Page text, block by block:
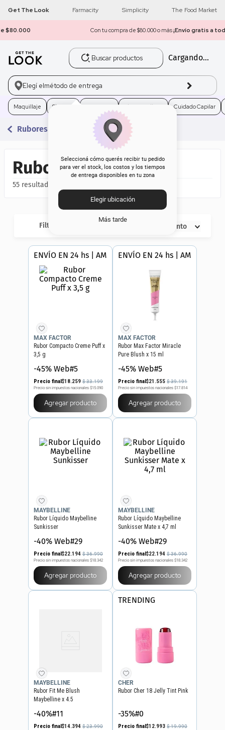
Get The Look Farmacity Simplicity The Food Market
Con tu compra de $80.000 o más¡Envío gratis a todo el país!
Buscar productos
Cargando...
Elegí elmétodo de entrega
Seleccioná cómo querés recibir tu pedido
para ver el stock, los costos y los tiempos
de entrega disponibles en tu zona
Elegir ubicación
Más tarde
Maquillaje Skincare Electro Belleza Cuidado Capilar
Rubores
Rubores
55
Filtros Descuento
ENVÍO EN 24 hs | AMBA
MAX FACTOR
Rubor Compacto Creme Puff x
3,5 g
-45% Web#5
Precio final$18.259 $33.199
Precio sin impuestos nacionales $15.090
Agregar producto
ENVÍO EN 24 hs | AMBA
MAX FACTOR
Rubor Max Factor Miracle
Pure Blush x 15 ml
-45% Web#5
Precio final$21 .555 $39.191
Precio sin impuestos nacionales $17.814
Agregar producto
MAYBELLINE
Rubor Líquido Maybelline
Sunkisser
-40% Web#29
Precio final$22.194 $36.990
Precio sin impuestos nacionales $18.342
Agregar producto
MAYBELLINE
Rubor Líquido Maybelline
Sunkisser Mate x 4,7 ml
-40% Web#29
Precio final$22.194 $36.990
Precio sin impuestos nacionales $18.342
Agregar producto
MAYBELLINE
Rubor Fit Me Blush
Maybelline x 4.5
-40%#11
Precio final$14.394 $23.990
TRENDING
CHER
Rubor Cher 18 Jelly Tint Pink
-35%#0
Precio final$12.993 $19.990
1 get the look
2 máscara pestañas
loreal
4. brochas
nyx